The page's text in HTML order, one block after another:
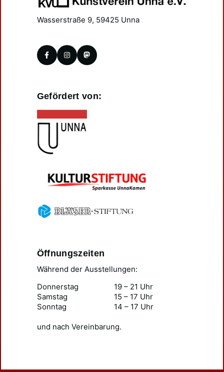
Wasserstraße 9, 59425 Unna
Gefördert von:
Öffnungszeiten
Während der Ausstellungen:
Donnerstag
19 – 21 Uhr
Samstag
15 – 17 Uhr
Sonntag
14 – 17 Uhr
und nach Vereinbarung.